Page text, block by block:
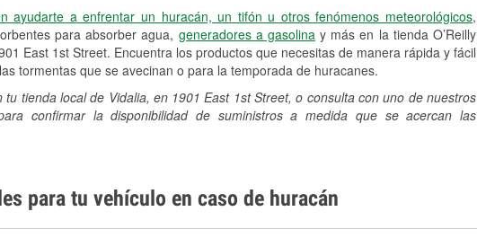
ayudarte a enfrentar un huracán, un tifón u otros fenómenos meteorológicos,
para absorber agua, generadores a gasolinay más en la tienda O’Reilly
East 1st Street. Encuentra los productos que necesitas de manera rápida y fácil
tormentas que se avecinan o para la temporada de huracanes.
tu tienda local de Vidalia, en 1901 East 1st Street, o consulta con uno de nuestros
confirmar la disponibilidad de suministros a medida que se acercan las
para tu vehículo en caso de huracán